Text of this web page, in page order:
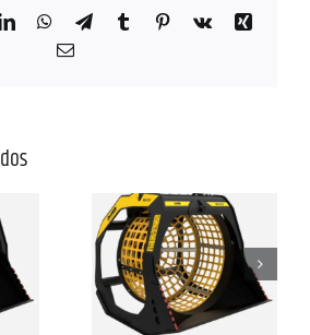
LinkedInWhatsApp
TelegramTumblr Pinterest
Vk
Xing
Correo